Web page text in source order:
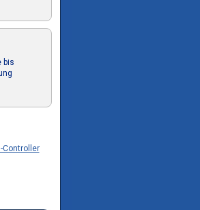
bis
Controller